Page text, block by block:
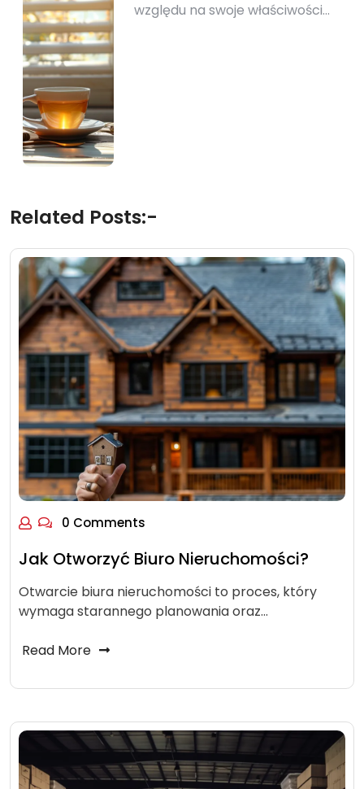
względu na swoje właściwości…
Related Posts:-
0 Comments
Jak Otworzyć Biuro Nieruchomości?
Otwarcie biura nieruchomości to proces, który
wymaga starannego planowania oraz…
Read More